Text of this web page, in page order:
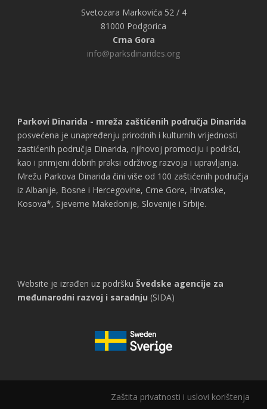
Svetozara Markovića 52 / 4
81000 Podgorica
Crna Gora
info@parksdinarides.org
Parkovi Dinarida - mreža zaštićenih područja Dinarida
posvećena je unapređenju prirodnih i kulturnih vrijednosti
zastićenih područja Dinarida, njihovoj promociju i podršci,
kao i primjeni dobrih praksi održivog razvoja i upravljanja.
Mrežu Parkova Dinarida čini više od 100 zaštićenih područja
iz Albanije, Bosne i Hercegovine, Crne Gore, Hrvatske,
Kosova*, Sjeverne Makedonije, Slovenije i Srbije.
Website je izrađen uz podršku Švedske agencije za
međunarodni razvoj i saradnju (SIDA)
Zaštita privatnosti i uslovi korištenja